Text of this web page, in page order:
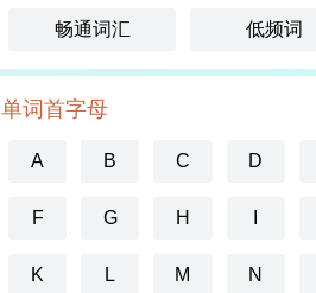
畅通词汇 低频词
单词首字母
A B C D
F G H
K L M N